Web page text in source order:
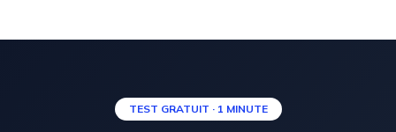
TEST GRATUIT · 1 MINUTE